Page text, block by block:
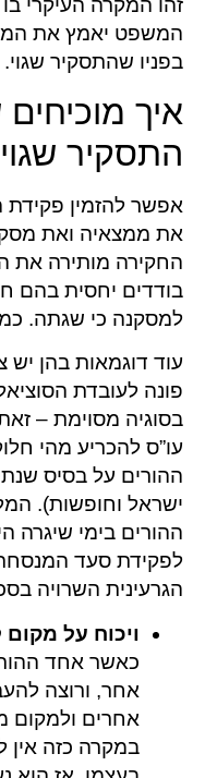
המשפט יאמץ את
בפניו שהתסקיר שגוי.
איך
התסקיר
אפשר להזמין פקידת
את ממצאיה ואת
החקירה מותירה את
בודדים יחסית בהם
למסקנה כי שגתה.
עוד דוגמאות בהן
פונה לעובדת
בסוגיה מסוימת –
עו”ס להכריע מהי
ההורים על בסיס
ישראל וחופשות).
ההורים בימי שיגרה
לפקידת סעד
הגרעינית השרויה
ויכוח על מקום
כאשר אחד
אחר, ורוצה
אחרים ולמקום
במקרה כזה אין